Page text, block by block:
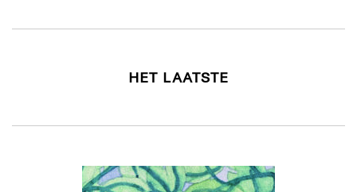
HET LAATSTE